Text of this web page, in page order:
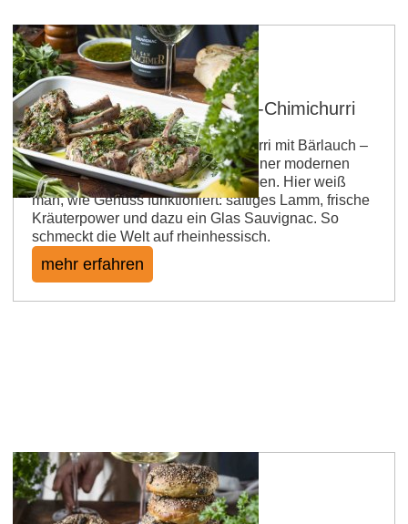
Lammkoteletts mit Bärlauch-Chimichurri
Lammkoteletts treffen auf Chimichurri mit Bärlauch –
und Rheinhessen bringt alles mit einer modernen
Weinbegleitung entspannt zusammen. Hier weiß
man, wie Genuss funktioniert: saftiges Lamm, frische
Kräuterpower und dazu ein Glas Sauvignac. So
schmeckt die Welt auf rheinhessisch.
mehr erfahren